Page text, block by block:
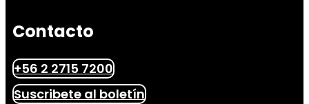
Contacto
+56 2 2715 7200
Suscribete al boletín